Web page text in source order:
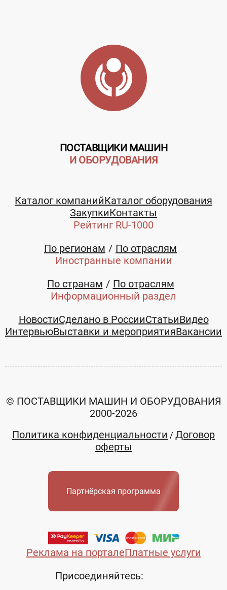
ПОСТАВЩИКИ МАШИН
И ОБОРУДОВАНИЯ
Каталог компанийКаталог оборудования
ЗакупкиКонтакты
Рейтинг RU-1000
По регионам
По отраслям
Иностранные компании
По странам
По отраслям
Информационный раздел
НовостиСделано в РоссииСтатьиВидео
ИнтервьюВыставки и мероприятияВакансии
Реклама на порталеПлатные услуги
© ПОСТАВЩИКИ МАШИН И ОБОРУДОВАНИЯ
2000-2026
Политика конфиденциальности / Договор
оферты
Партнёрская программа
Присоединяйтесь: